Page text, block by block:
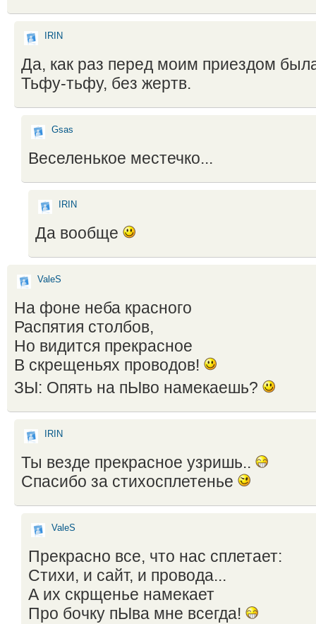
IRIN
Да, как раз перед моим приездом
Тьфу-тьфу, без жертв.
Gsas
Веселенькое местечко...
IRIN
Да вообще
ValeS
На фоне неба красного
Распятия столбов,
Но видится прекрасное
В скрещеньях проводов!
ЗЫ: Опять на пЫво намекаешь?
IRIN
Ты везде прекрасное узришь..
Спасибо за стихосплетенье
ValeS
Прекрасно все, что нас сплетает:
Стихи, и сайт, и провода...
А их скрщенье намекает
Про бочку пЫва мне всегда!